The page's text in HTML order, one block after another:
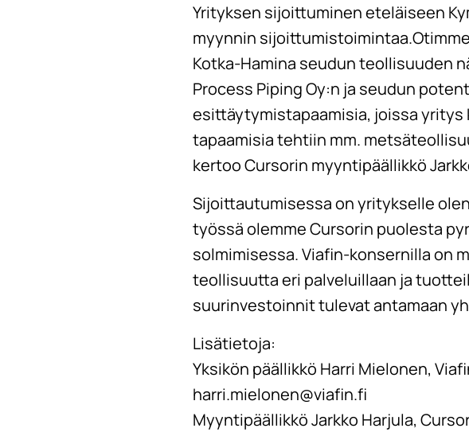
Yrityksen sijoittuminen eteläiseen
myynnin
Kotka-Hamina seudun teollisuuden
Process Piping Oy:n ja seudun
esittäytymistapaamisia, joissa
tapaamisia tehtiin mm.
kertoo Cursorin myyntipäällikkö
Sijoittautumisessa on yritykselle
työssä olemme Cursorin puolesta
solmimisessa. Viafin-konsernilla on
teollisuutta eri palveluillaan ja
suurinvestoinnit tulevat antamaan
Lisätietoja:
Yksikön päällikkö Harri Mielonen,
harri.mielonen@viafin.fi
Myyntipäällikkö Jarkko Harjula,